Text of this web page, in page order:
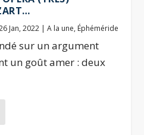
Jan, 2022 |A la une, Éphéméride
sur un argument
un goût amer : deux